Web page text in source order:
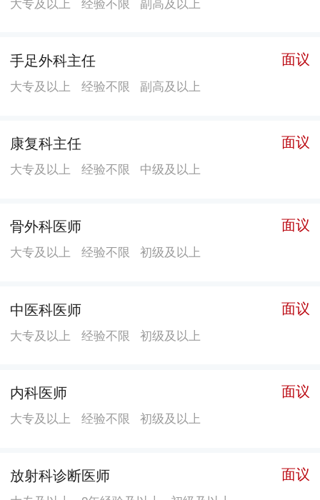
化，以“患者满意、员工满意、企业满意、社会满意”为
求。年轮骨科还创新性地提出“员工是亲人、患者是朋
轮骨科：突出骨股头诊疗、疼痛科、手足外科等特色，
体的医疗品牌。以“能简单、不复杂，能保守、不微创，
能微创、不手术”为年轮技术特色，开展断指（趾）、断
织损伤的治疗，畸形矫正，股骨头坏死分期综合治疗，
骨质增生的微创治疗等诊疗项目。2009年，汨罗小伙在
行了矫形手术；2012年，成功实施华中首例“临时异位寄
养”断掌再植术；2013年3月，对“湖南第一巨手”成功进
指，年轮骨科被法新社、美联社报导；等等。 年轮骨科
伤专家及骨病专家常年坐诊并开展技术研发，还承办学
平台，为国内外骨科、手外科行业及创伤骨科的进步和
发展出谋划策。 年轮责任：在自身发展壮大的同时，年
手足外科主任 面议
大专及以上 经验不限 副高及以上
康复科主任 面议
大专及以上 经验不限 中级及以上
骨外科医师 面议
大专及以上 经验不限 初级及以上
中医科医师 面议
大专及以上 经验不限 初级及以上
内科医师 面议
大专及以上 经验不限 初级及以上
放射科诊断医师 面议